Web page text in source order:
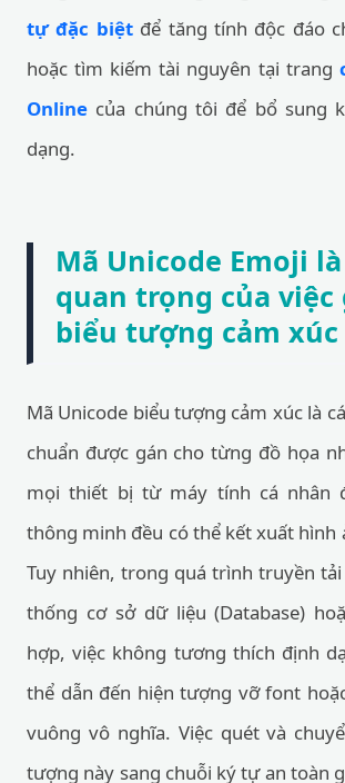
tự đặc biệtđể tăng tính độc đáo
hoặc tìm kiếm tài nguyên tại trang
Online của chúng tôi để bổ sung
dạng.
Mã Unicode Emoji
quan trọng của việc
biểu tượng cảm xúc
Mã Unicode biểu tượng cảm xúc là
chuẩn được gán cho từng đồ họa
mọi thiết bị từ máy tính cá nhân
thông minh đều có thể kết xuất hình
Tuy nhiên, trong quá trình truyền
thống cơ sở dữ liệu (Database)
hợp, việc không tương thích định
thể dẫn đến hiện tượng vỡ font
vuông vô nghĩa. Việc quét và
tượng này sang chuỗi ký tự an toàn